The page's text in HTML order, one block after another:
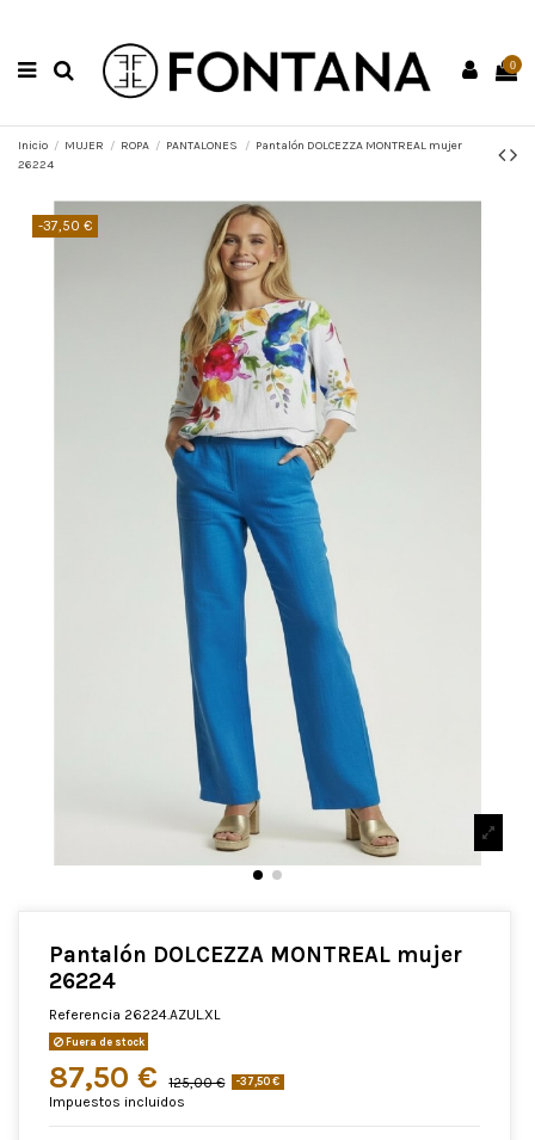
0
Inicio MUJER ROPA PANTALONES
Pantalón DOLCEZZA MONTREAL mujer
26224
-37,50 €
Pantalón DOLCEZZA MONTREAL mujer
26224
Referencia 26224.AZUL.XL
Fuera de stock
87,50 € 125,00 € -37,50 €
Impuestos incluidos